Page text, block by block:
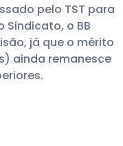
pelo TST para
o BB
já que o mérito
ainda remanesce